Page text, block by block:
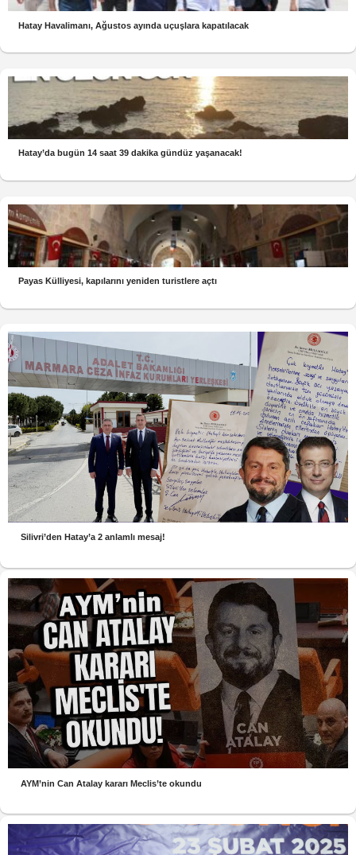
Hatay Havalimanı, Ağustos ayında uçuşlara kapatılacak
Hatay’da bugün 14 saat 39 dakika gündüz yaşanacak!
Payas Külliyesi, kapılarını yeniden turistlere açtı
Silivri’den Hatay’a 2 anlamlı mesaj!
AYM’nin Can Atalay kararı Meclis’te okundu